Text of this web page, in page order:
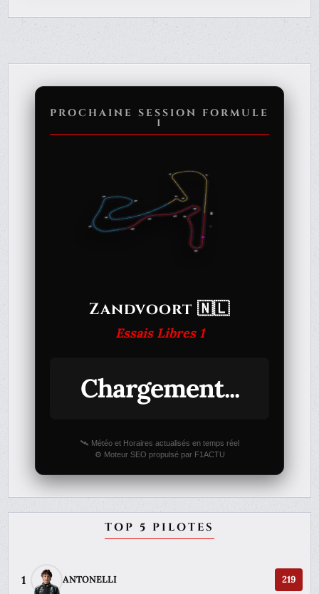
PROCHAINE SESSION FORMULE
1
Zandvoort 🇳🇱
Essais Libres 1
Chargement...
🛰️ Météo et Horaires actualisés en temps réel
⚙️ Moteur SEO propulsé par F1ACTU
TOP 5 PILOTES
1 ANTONELLI 219